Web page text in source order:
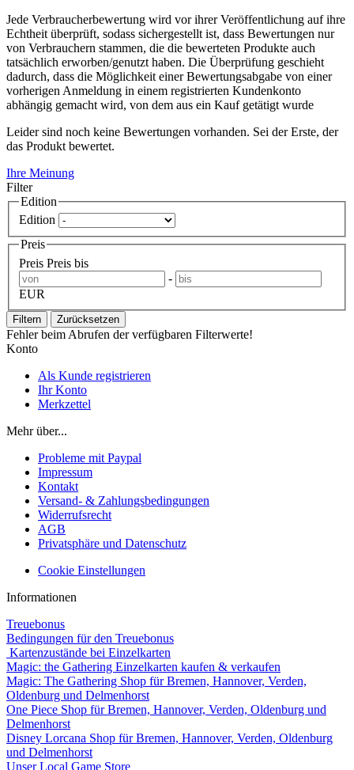
Jede Verbraucherbewertung wird vor ihrer Veröffentlichung auf ihre
Echtheit überprüft, sodass sichergestellt ist, dass Bewertungen nur
von Verbrauchern stammen, die die bewerteten Produkte auch
tatsächlich erworben/genutzt haben. Die Überprüfung geschieht
dadurch, dass die Möglichkeit einer Bewertungsabgabe von einer
vorherigen Anmeldung in einem registrierten Kundenkonto
abhängig gemacht wird, von dem aus ein Kauf getätigt wurde
Leider sind noch keine Bewertungen vorhanden. Sei der Erste, der
das Produkt bewertet.
Ihre Meinung
Filter
Edition
Edition
Preis
Preis Preis bis
-
EUR
Filtern Zurücksetzen
Fehler beim Abrufen der verfügbaren Filterwerte!
Konto
Als Kunde registrieren
Ihr Konto
Merkzettel
Mehr über...
Probleme mit Paypal
Impressum
Kontakt
Versand- & Zahlungsbedingungen
Widerrufsrecht
AGB
Privatsphäre und Datenschutz
Cookie Einstellungen
Informationen
Treuebonus
Bedingungen für den Treuebonus
Kartenzustände bei Einzelkarten
Magic: the Gathering Einzelkarten kaufen & verkaufen
Magic: The Gathering Shop für Bremen, Hannover, Verden,
Oldenburg und Delmenhorst
One Piece Shop für Bremen, Hannover, Verden, Oldenburg und
Delmenhorst
Disney Lorcana Shop für Bremen, Hannover, Verden, Oldenburg
und Delmenhorst
Unser Local Game Store